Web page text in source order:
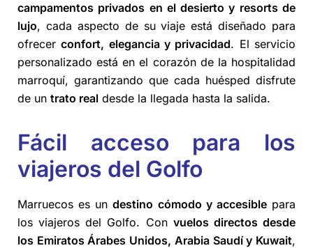
campamentos privados en el desierto y resorts de
lujo, cada aspecto de su viaje está diseñado para
ofrecerconfort, elegancia y privacidad. El servicio
personalizado está en el corazón de la hospitalidad
marroquí, garantizando que cada huésped disfrute
de un trato real desde la llegada hasta la salida.
Fácil acceso para los
viajeros del Golfo
Marruecos es undestino cómodo y accesiblepara
los viajeros del Golfo. Con vuelos directos desde
los Emiratos Árabes Unidos, Arabia Saudí y Kuwait,